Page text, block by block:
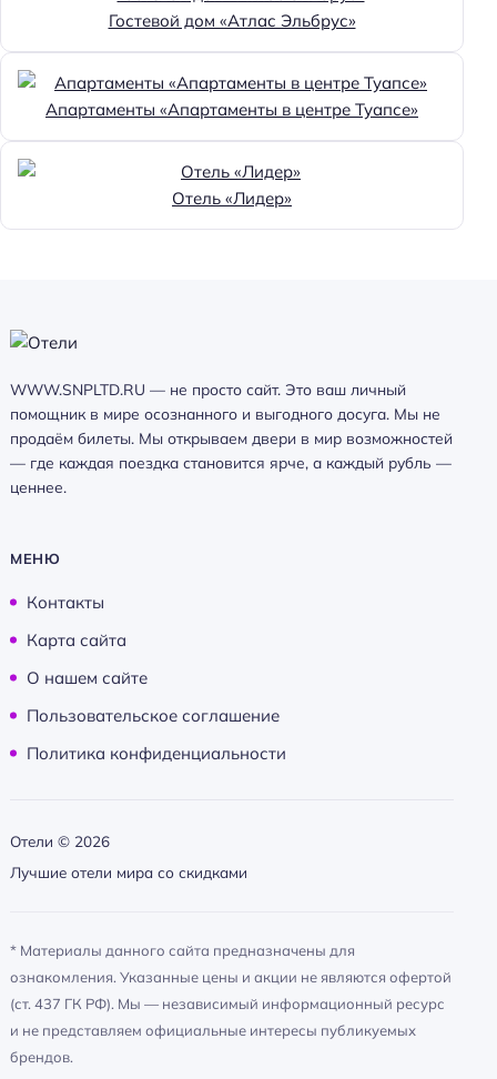
Хорошее место
Особенности
Веранда
Главное
Пляжная линия: 1-я линия
Гостевой дом «Атлас Эльбрус»
Апартаменты «Апартаменты в центре Туапсе»
Отель «Лидер»
WWW.SNPLTD.RU — не просто сайт. Это ваш личный
помощник в мире осознанного и выгодного досуга. Мы не
продаём билеты. Мы открываем двери в мир возможностей
— где каждая поездка становится ярче, а каждый рубль —
ценнее.
МЕНЮ
Контакты
Карта сайта
О нашем сайте
Пользовательское соглашение
Политика конфиденциальности
Отели © 2026
Лучшие отели мира со скидками
* Материалы данного сайта предназначены для
ознакомления. Указанные цены и акции не являются офертой
(ст. 437 ГК РФ). Мы — независимый информационный ресурс
и не представляем официальные интересы публикуемых
брендов.